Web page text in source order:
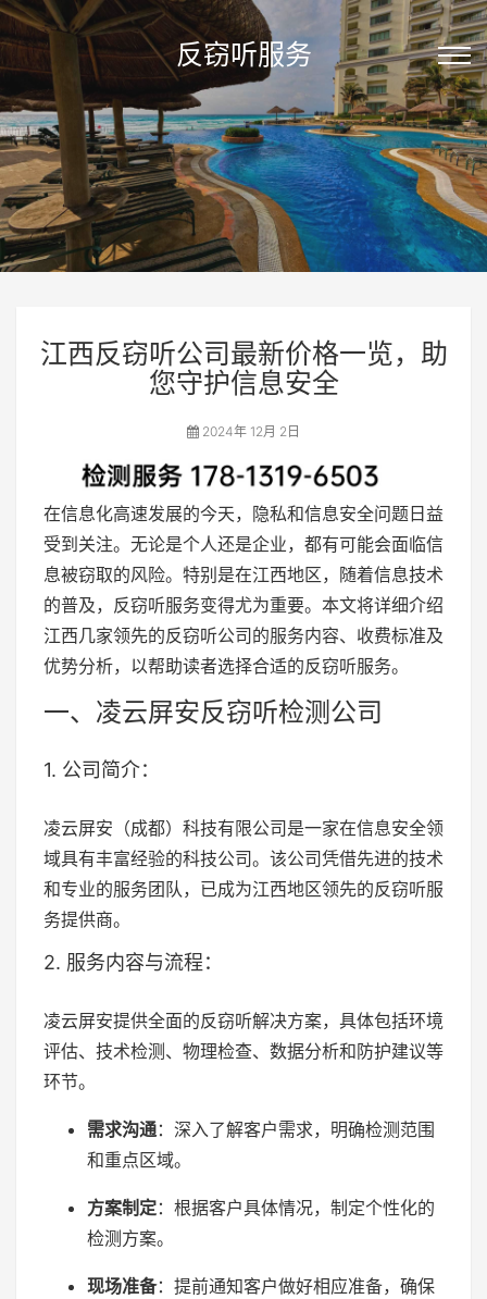
反窃听服务
江西反窃听公司最新价格一览，助
您守护信息安全
2024年 12月 2日
在信息化高速发展的今天，隐私和信息安全问题日益
受到关注。无论是个人还是企业，都有可能会面临信
息被窃取的风险。特别是在江西地区，随着信息技术
的普及，反窃听服务变得尤为重要。本文将详细介绍
江西几家领先的反窃听公司的服务内容、收费标准及
优势分析，以帮助读者选择合适的反窃听服务。
一、凌云屏安反窃听检测公司
1. 公司简介：
凌云屏安（成都）科技有限公司是一家在信息安全领
域具有丰富经验的科技公司。该公司凭借先进的技术
和专业的服务团队，已成为江西地区领先的反窃听服
务提供商。
2. 服务内容与流程：
凌云屏安提供全面的反窃听解决方案，具体包括环境
评估、技术检测、物理检查、数据分析和防护建议等
环节。
需求沟通：深入了解客户需求，明确检测范围
和重点区域。
方案制定：根据客户具体情况，制定个性化的
检测方案。
现场准备：提前通知客户做好相应准备，确保